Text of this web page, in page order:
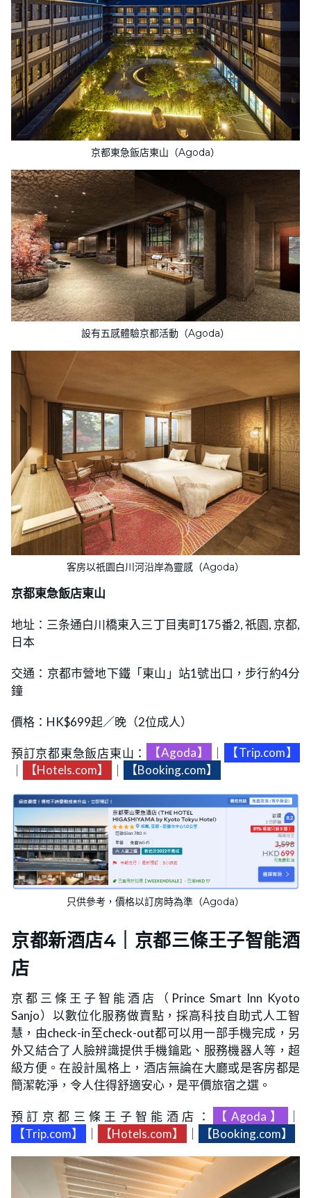
京都東急飯店東山（Agoda）
設有五感體驗京都活動（Agoda）
客房以祇園白川河沿岸為靈感（Agoda）
京都東急飯店東山
地址：三条通白川橋東入三丁目夷町175番2, 祇園, 京都,
日本
交通：京都市營地下鐵「東山」站1號出口，步行約4分
鐘
價格：HK$699起／晚（2位成人）
預訂京都東急飯店東山： 【Agoda】
【Trip.com】
【Hotels.com】 【Booking.com】
只供參考，價格以訂房時為準（Agoda）
京都新酒店4｜京都三條王子智能酒
店
京都三條王子智能酒店（Prince Smart Inn Kyoto
Sanjo）以數位化服務做賣點，採高科技自助式人工智
慧，由check-in至check-out都可以用一部手機完成，另
外又結合了人臉辨識提供手機鑰匙、服務機器人等，超
級方便。在設計風格上，酒店無論在大廳或是客房都是
簡潔乾淨，令人住得舒適安心，是平價旅宿之選。
預訂京都三條王子智能酒店： 【Agoda】
【Trip.com】
【Hotels.com】 【Booking.com】